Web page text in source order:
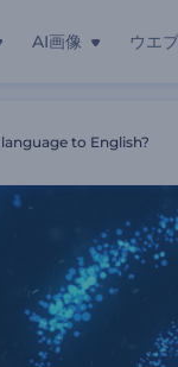
AI画像 ウエ
to English?